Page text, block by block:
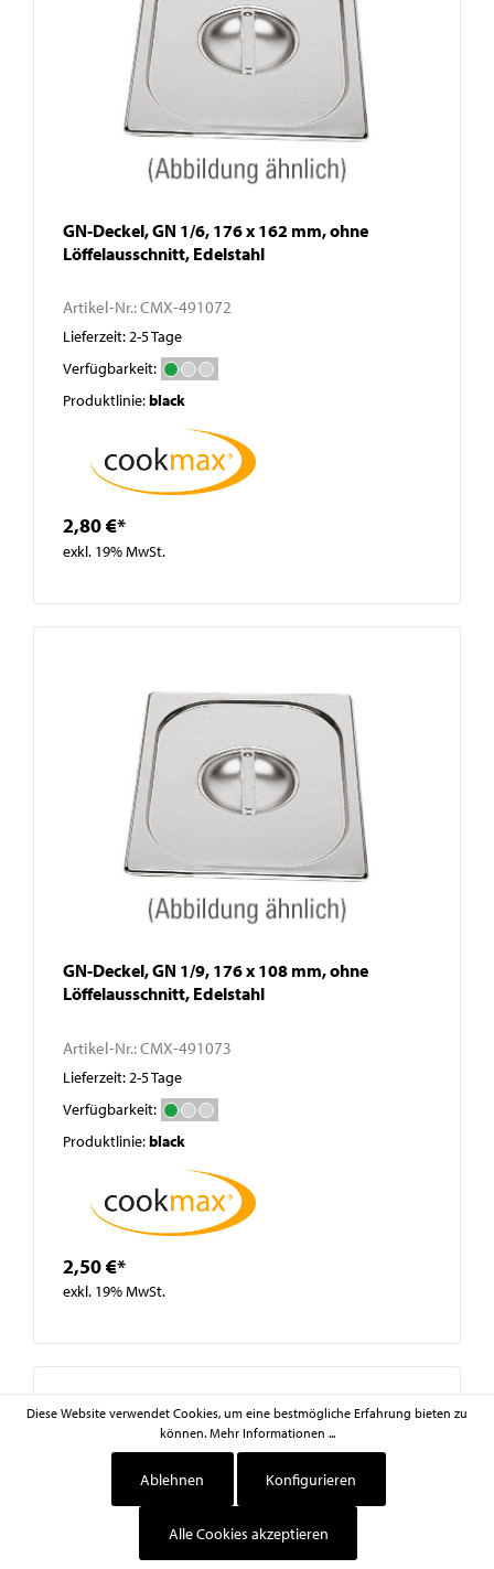
GN-Deckel, GN 1/6, 176 x 162 mm, ohne
Löffelausschnitt, Edelstahl
Artikel-Nr.:CMX-491072
Lieferzeit: 2-5 Tage
Verfügbarkeit:
Produktlinie:black
2,80 €*
exkl. 19% MwSt.
GN-Deckel, GN 1/9, 176 x 108 mm, ohne
Löffelausschnitt, Edelstahl
Artikel-Nr.:CMX-491073
Lieferzeit: 2-5 Tage
Verfügbarkeit:
Produktlinie:black
2,50 €*
exkl. 19% MwSt.
Diese Website verwendet Cookies, um eine bestmögliche Erfahrung bieten zu
können. Mehr Informationen ...
Ablehnen Konfigurieren
Alle Cookies akzeptieren